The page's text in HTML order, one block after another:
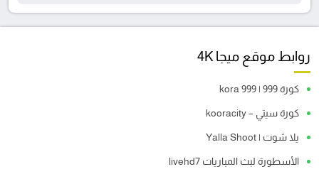
روابط موقع ميجا 4K
كورة 999 | kora 999
كورة سيتي – kooracity
يلا شوت | Yalla Shoot
الأسطورة لبث المباريات livehd7